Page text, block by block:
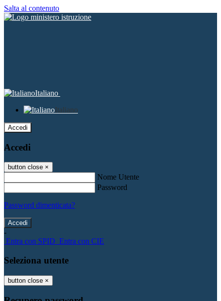
Salta al contenuto
Italiano
Italiano
Accedi
Accedi
button close ×
Nome Utente
Password
Password dimenticata?
-
Entra con SPID Entra con CIE
Seleziona utente
button close ×